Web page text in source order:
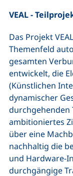
VEAL -
Das Projekt
Themenfeld
gesamten
entwickelt, die
(Künstlichen
dynamischer
durchgehenden
ambitioniertes
über eine
nachhaltig die
und Hardware-
durchgängige